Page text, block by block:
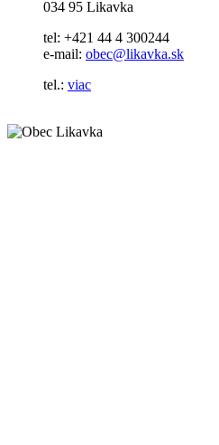
034 95 Likavka
tel: +421 44 4 300244
e-mail: obec@likavka.sk
tel.: viac